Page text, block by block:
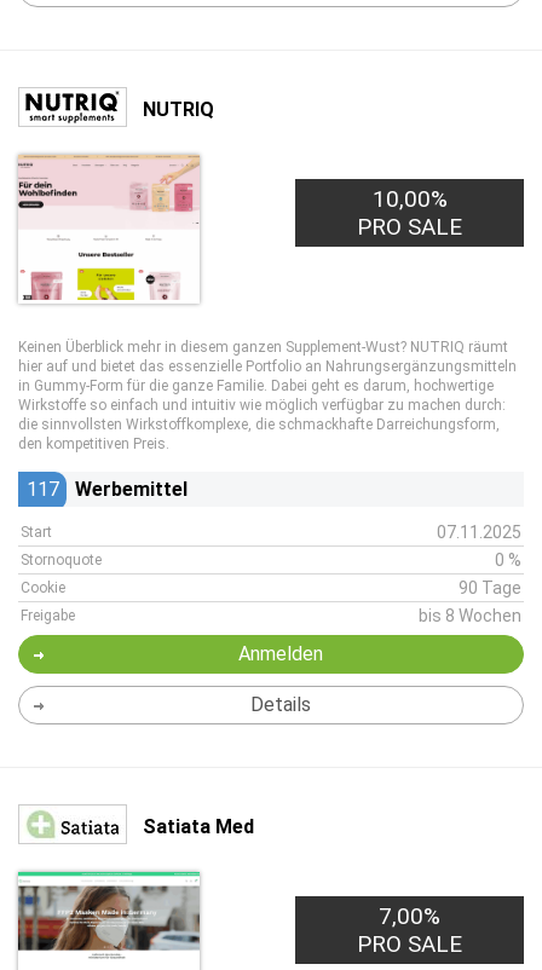
NUTRIQ
10,00%
PRO SALE
Keinen Überblick mehr in diesem ganzen Supplement-Wust? NUTRIQ räumt
hier auf und bietet das essenzielle Portfolio an Nahrungsergänzungsmitteln
in Gummy-Form für die ganze Familie. Dabei geht es darum, hochwertige
Wirkstoffe so einfach und intuitiv wie möglich verfügbar zu machen durch:
die sinnvollsten Wirkstoffkomplexe, die schmackhafte Darreichungsform,
den kompetitiven Preis.
117 Werbemittel
Start 07.11.2025
Stornoquote 0 %
Cookie 90 Tage
Freigabe bis 8 Wochen
Anmelden
Details
Satiata Med
45,00€
PRO LEAD
7,00%
PRO SALE